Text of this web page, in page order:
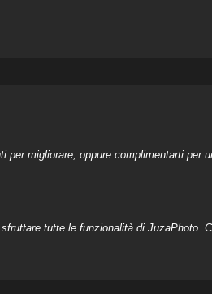
per migliorare, oppure complimentarti per
tutte le funzionalità di JuzaPhoto.